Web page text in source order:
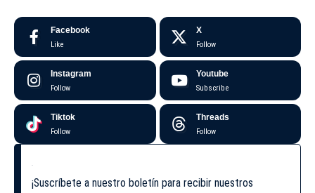
Facebook
Like
X
Follow
Instagram
Follow
Youtube
Subscribe
Tiktok
Follow
Threads
Follow
¡Suscríbete a nuestro boletín para recibir nuestros